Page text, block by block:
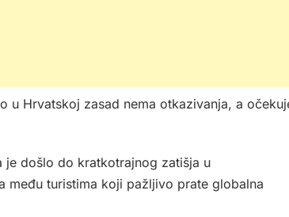
u Hrvatskoj zasad nema otkazivanja, a
je došlo do kratkotrajnog zatišja u
među turistima koji pažljivo prate globalna